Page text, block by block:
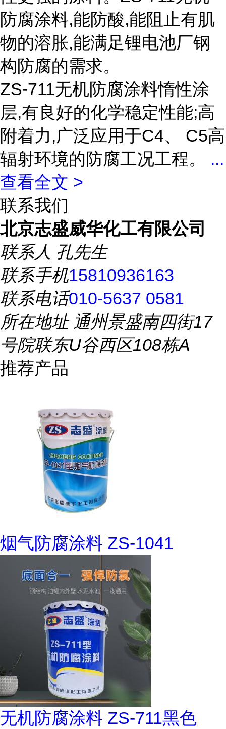
防腐涂料,能防酸,能阻止有肌
物的溶胀,能满足锂电池厂钢
构防腐的需求。
ZS-711无机防腐涂料惰性涂
层,有良好的化学稳定性能;高
附着力,广泛应用于C4、 C5高
辐射环境的防腐工况工程。 ...
查看全文 >
联系我们
北京志盛威华化工有限公司
联系人 孔先生
联系手机15810936163
联系电话010-5637 0581
所在地址通州景盛南四街17
号院联东U谷西区108栋A
推荐产品
烟气防腐涂料 ZS-1041
无机防腐涂料 ZS-711黑色